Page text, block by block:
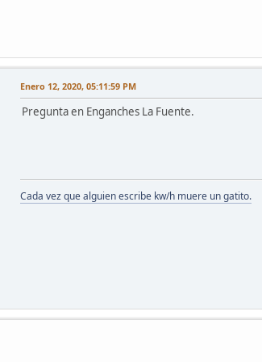
Enero 12, 2020, 05:11:59 PM
Pregunta en Enganches La Fuente.
Cada vez que alguien escribe kw/h muere un gatito.